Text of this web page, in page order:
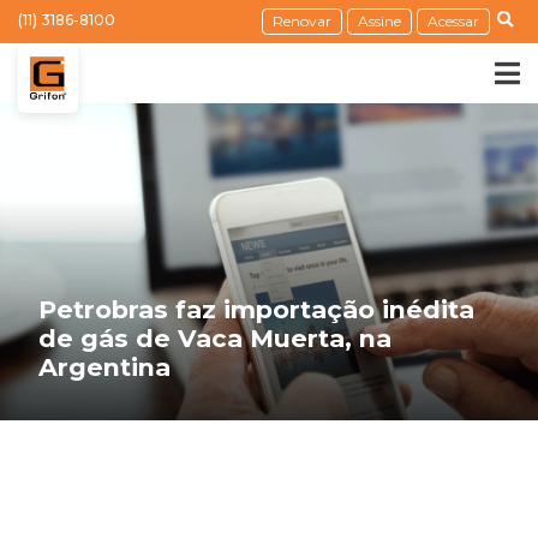
(11) 3186-8100 Renovar Assine Acessar
Petrobras faz importação inédita
de gás de Vaca Muerta, na
Argentina